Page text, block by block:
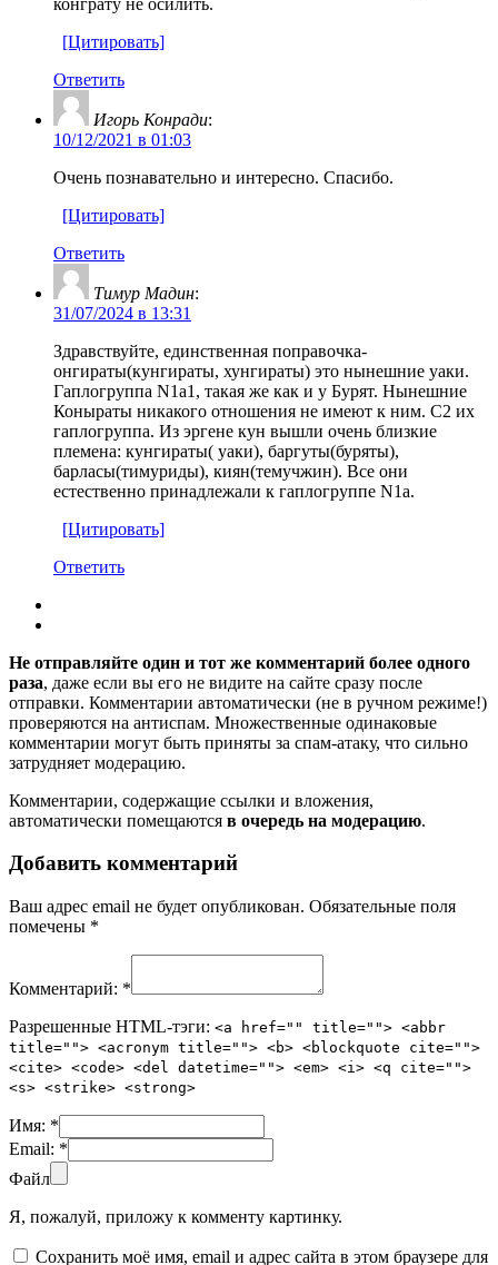
[Цитировать]
Ответить
Игорь Конради:
10/12/2021 в 01:03
Очень познавательно и интересно. Спасибо.
[Цитировать]
Ответить
Тимур Мадин:
31/07/2024 в 13:31
Здравствуйте, единственная поправочка-
онгираты(кунгираты, хунгираты) это нынешние уаки.
Гаплогруппа N1a1, такая же как и у Бурят. Нынешние
Коныраты никакого отношения не имеют к ним. С2 их
гаплогруппа. Из эргене кун вышли очень близкие
племена: кунгираты( уаки), баргуты(буряты),
барласы(тимуриды), киян(темучжин). Все они
естественно принадлежали к гаплогруппе N1a.
[Цитировать]
Ответить
Не отправляйте один и тот же комментарий более одного
раза, даже если вы его не видите на сайте сразу после
отправки. Комментарии автоматически (не в ручном режиме!)
проверяются на антиспам. Множественные одинаковые
комментарии могут быть приняты за спам-атаку, что сильно
затрудняет модерацию.
Комментарии, содержащие ссылки и вложения,
автоматически помещаются в очередь на модерацию.
Добавить комментарий
Ваш адрес email не будет опубликован. Обязательные поля
помечены *
Комментарий: *
Разрешенные HTML-тэги: <a href="" title=""> <abbr
title=""> <acronym title=""> <b> <blockquote cite="">
<cite> <code> <del datetime=""> <em> <i> <q cite="">
<s> <strike> <strong>
Имя: *
Email: *
Файл
Я, пожалуй, приложу к комменту картинку.
Сохранить моё имя, email и адрес сайта в этом браузере для